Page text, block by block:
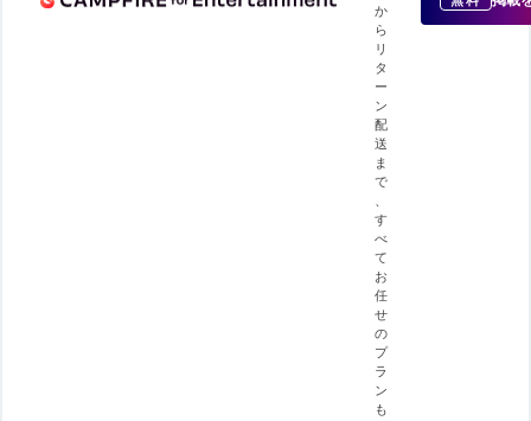
か
ら
リ
タ
ー
ン
配
送
ま
で
、
す
べ
て
お
任
せ
の
プ
ラ
ン
も